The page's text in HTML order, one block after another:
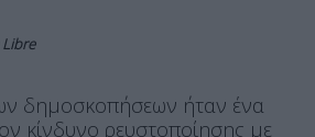
Libre
δημοσκοπήσεων ήταν ένα
κίνδυνο ρευστοποίησης με